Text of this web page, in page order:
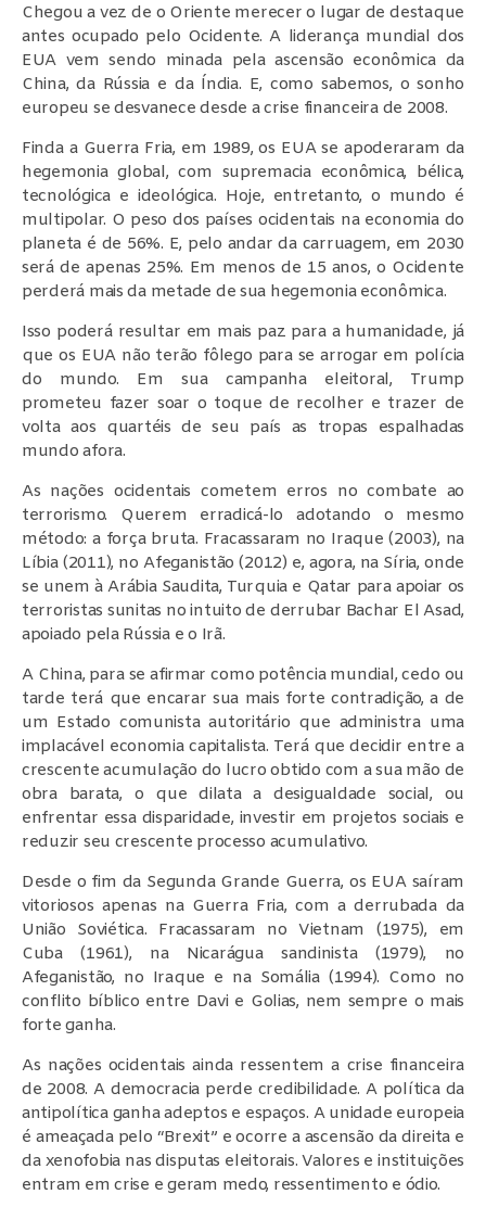
Chegou a vez de o Oriente merecer o lugar de destaque
antes ocupado pelo Ocidente. A liderança mundial dos
EUA vem sendo minada pela ascensão econômica da
China, da Rússia e da Índia. E, como sabemos, o sonho
europeu se desvanece desde a crise financeira de 2008.
Finda a Guerra Fria, em 1989, os EUA se apoderaram da
hegemonia global, com supremacia econômica, bélica,
tecnológica e ideológica. Hoje, entretanto, o mundo é
multipolar. O peso dos países ocidentais na economia do
planeta é de 56%. E, pelo andar da carruagem, em 2030
será de apenas 25%. Em menos de 15 anos, o Ocidente
perderá mais da metade de sua hegemonia econômica.
Isso poderá resultar em mais paz para a humanidade, já
que os EUA não terão fôlego para se arrogar em polícia
do mundo. Em sua campanha eleitoral, Trump
prometeu fazer soar o toque de recolher e trazer de
volta aos quartéis de seu país as tropas espalhadas
mundo afora.
As nações ocidentais cometem erros no combate ao
terrorismo. Querem erradicá-lo adotando o mesmo
método: a força bruta. Fracassaram no Iraque (2003), na
Líbia (2011), no Afeganistão (2012) e, agora, na Síria, onde
se unem à Arábia Saudita, Turquia e Qatar para apoiar os
terroristas sunitas no intuito de derrubar Bachar El Asad,
apoiado pela Rússia e o Irã.
A China, para se afirmar como potência mundial, cedo ou
tarde terá que encarar sua mais forte contradição, a de
um Estado comunista autoritário que administra uma
implacável economia capitalista. Terá que decidir entre a
crescente acumulação do lucro obtido com a sua mão de
obra barata, o que dilata a desigualdade social, ou
enfrentar essa disparidade, investir em projetos sociais e
reduzir seu crescente processo acumulativo.
Desde o fim da Segunda Grande Guerra, os EUA saíram
vitoriosos apenas na Guerra Fria, com a derrubada da
União Soviética. Fracassaram no Vietnam (1975), em
Cuba (1961), na Nicarágua sandinista (1979), no
Afeganistão, no Iraque e na Somália (1994). Como no
conflito bíblico entre Davi e Golias, nem sempre o mais
forte ganha.
As nações ocidentais ainda ressentem a crise financeira
de 2008. A democracia perde credibilidade. A política da
antipolítica ganha adeptos e espaços. A unidade europeia
é ameaçada pelo “Brexit” e ocorre a ascensão da direita e
da xenofobia nas disputas eleitorais. Valores e instituições
entram em crise e geram medo, ressentimento e ódio.